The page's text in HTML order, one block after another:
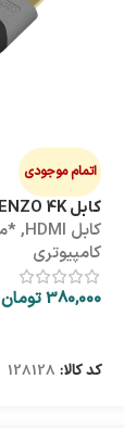
اتمام موجودی
کابل HDMI 1/5M ENZO 4K پک طلقی
کابل HDMI ,
کامپیوتری
380,000تومان
کد کالا: 128128